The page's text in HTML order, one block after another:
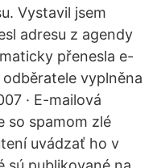
Vystavil jsem
adresu z agendy
přenesla e-
vyplněna
· E-mailová
so spamom zlé
uvádzať ho v